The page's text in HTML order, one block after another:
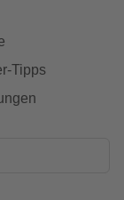
Tipps